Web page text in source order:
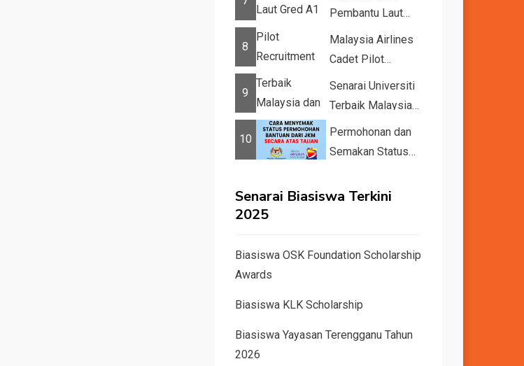
Gred N1
Pembantu Laut
Gred A1
8
Malaysia Airlines
Cadet Pilot
Recruitment
9
Senarai Universiti
Terbaik Malaysia
dan Dunia Tahun
2026 &#82...
10
Permohonan dan
Semakan Status
Bantuan JKM
Senarai Biasiswa Terkini
2025
Biasiswa OSK Foundation Scholarship
Awards
Biasiswa KLK Scholarship
Biasiswa Yayasan Terengganu Tahun
2026